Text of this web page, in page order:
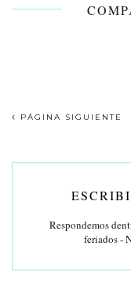
PÁGINA SIGUIENTE
Respondemos
feriados -